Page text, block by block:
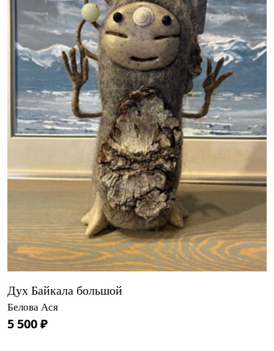
Дух Байкала большой
Белова Ася
5 500 ₽